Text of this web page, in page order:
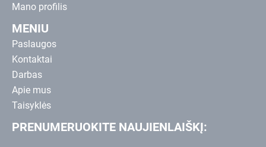
Mano profilis
MENIU
Paslaugos
Kontaktai
Darbas
Apie mus
Taisyklės
PRENUMERUOKITE NAUJIENLAIŠKĮ: